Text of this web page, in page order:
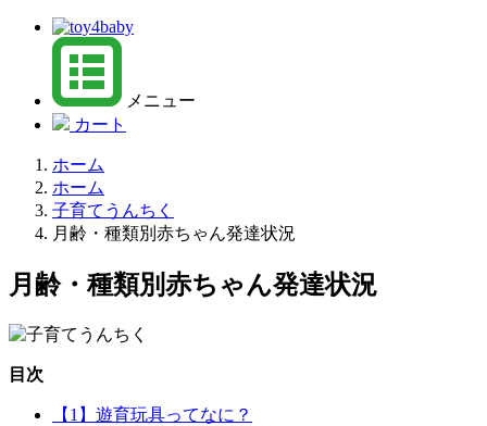
メニュー
カート
ホーム
ホーム
子育てうんちく
月齢・種類別赤ちゃん発達状況
月齢・種類別赤ちゃん発達状況
目次
【1】遊育玩具ってなに？